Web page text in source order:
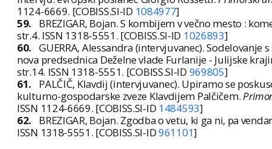
1124-6669. [COBISS.SI-ID 1084977]
59.
BREZIGAR, Bojan. S kombijem v večno mesto :
str.4. ISSN 1318-5551. [COBISS.SI-ID 1026893]
60. GUERRA, Alessandra (intervjuvanec).
nova predsednica Deželne vlade Furlanije - Julijske
str.14. ISSN 1318-5551. [COBISS.SI-ID 969805]
61.
PALČIČ, Klavdij (intervjuvanec). Upiramo se
kulturno-gospodarske zveze Klavdijem Palčičem.
ISSN 1124-6669. [COBISS.SI-ID 1484593]
62.
BREZIGAR, Bojan. Zgodba o vetu, ki ga ni, pa
ISSN 1318-5551. [COBISS.SI-ID961101]